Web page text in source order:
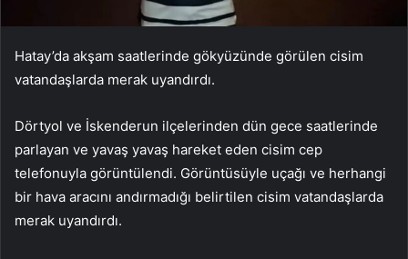
Hatay’da akşam saatlerinde gökyüzünde görülen cisim
vatandaşlarda merak uyandırdı.
Dörtyol ve İskenderun ilçelerinden dün gece saatlerinde
parlayan ve yavaş yavaş hareket eden cisim cep
telefonuyla görüntülendi. Görüntüsüyle uçağı ve herhangi
bir hava aracını andırmadığı belirtilen cisim vatandaşlarda
merak uyandırdı.